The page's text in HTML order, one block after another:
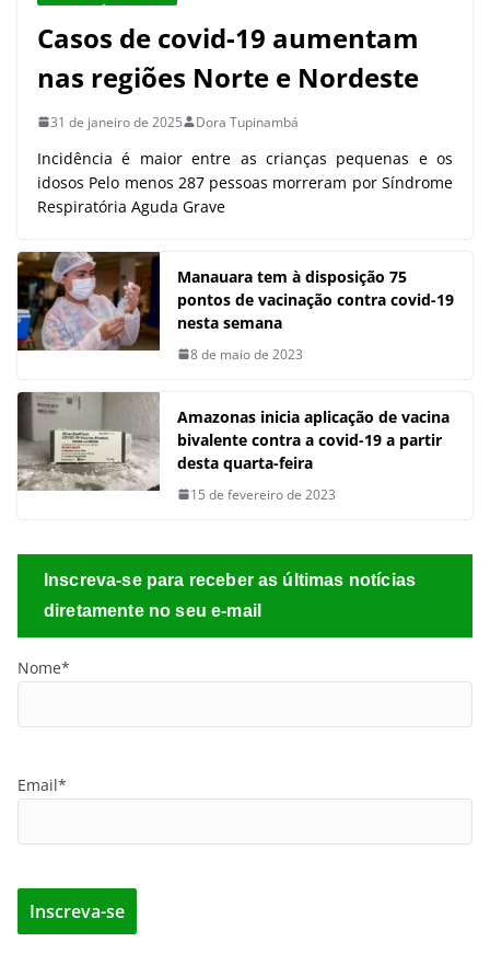
Casos de covid-19 aumentam
nas regiões Norte e Nordeste
31 de janeiro de 2025 Dora Tupinambá
Incidência é maior entre as crianças pequenas e os
idosos Pelo menos 287 pessoas morreram por Síndrome
Respiratória Aguda Grave
Manauara tem à disposição 75
pontos de vacinação contra covid-19
nesta semana
8 de maio de 2023
Amazonas inicia aplicação de vacina
bivalente contra a covid-19 a partir
desta quarta-feira
15 de fevereiro de 2023
Inscreva-se para receber as últimas notícias
diretamente no seu e-mail
Nome*
Email*